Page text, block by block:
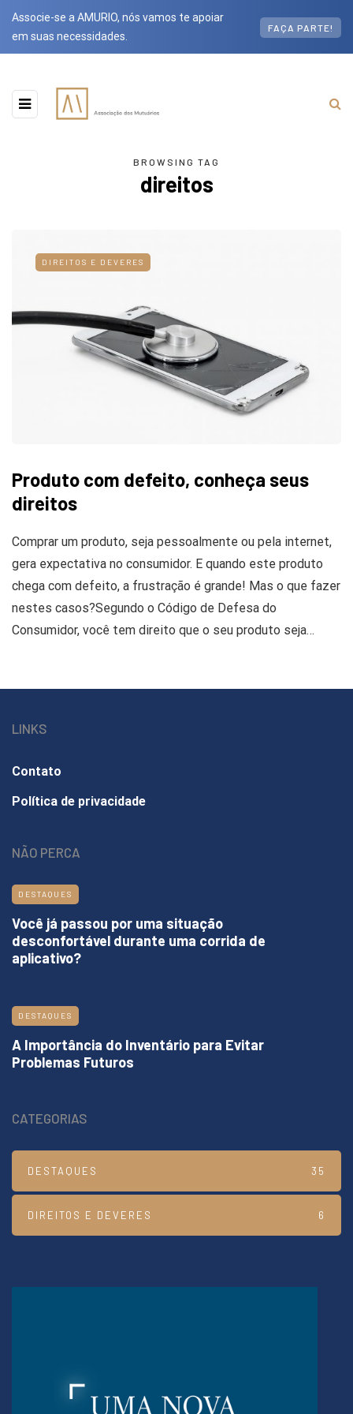
Associe-se a AMURIO, nós vamos te apoiar
em suas necessidades.
FAÇA PARTE!
BROWSING TAG
direitos
DIREITOS E DEVERES
Produto com defeito, conheça seus
direitos
Comprar um produto, seja pessoalmente ou pela internet,
gera expectativa no consumidor. E quando este produto
chega com defeito, a frustração é grande! Mas o que fazer
nestes casos?Segundo o Código de Defesa do
Consumidor, você tem direito que o seu produto seja…
LINKS
Contato
Política de privacidade
NÃO PERCA
DESTAQUES
Você já passou por uma situação
desconfortável durante uma corrida de
aplicativo?
DESTAQUES
A Importância do Inventário para Evitar
Problemas Futuros
CATEGORIAS
DESTAQUES 35
DIREITOS E DEVERES 6